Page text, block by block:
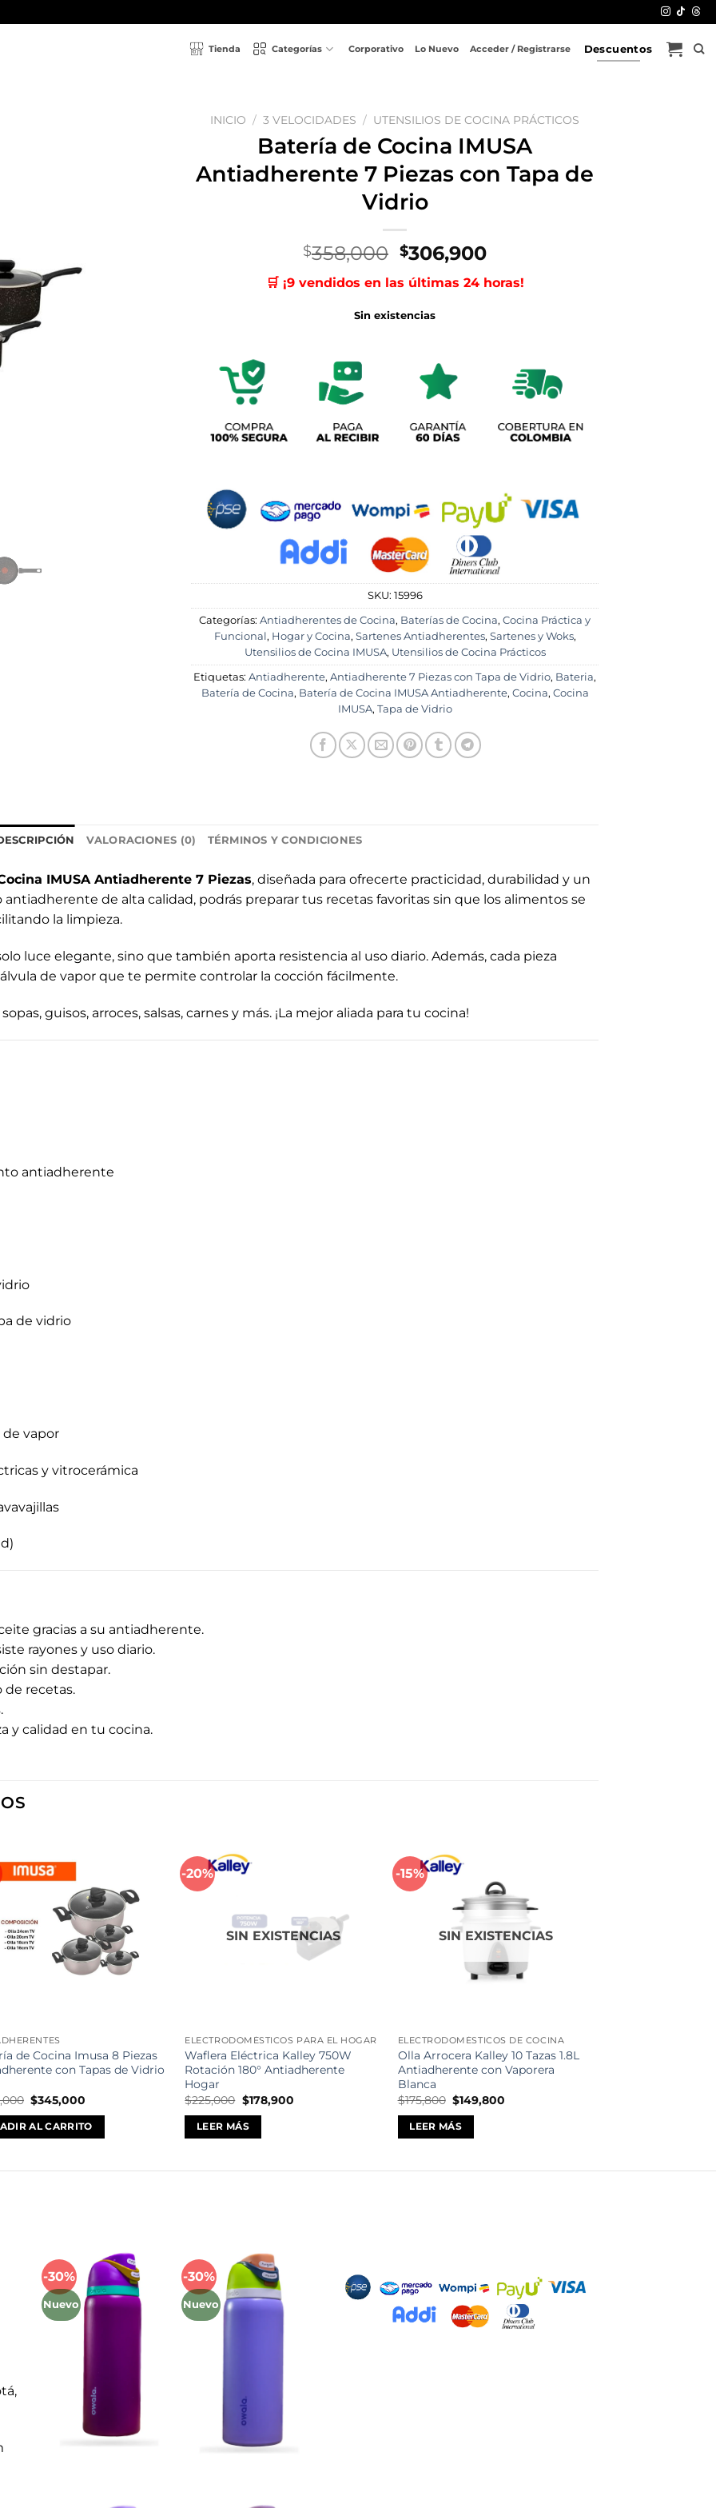
Tienda Categorías Corporativo Lo Nuevo Acceder / Registrarse Descuentos
INICIO / 3 VELOCIDADES / UTENSILIOS DE COCINA PRÁCTICOS
Batería de Cocina IMUSA
Antiadherente 7 Piezas con Tapa de
Vidrio
$358,000 El
precio
original
era:
$306,900El
actual
🛒 ¡9 vendidos en las últimas 24 horas!
Sin existencias
SKU: 15996
Categorías: Antiadherentes de Cocina, Baterías de Cocina, Cocina Práctica y
Funcional, Hogar y Cocina, Sartenes Antiadherentes, Sartenes y Woks,
Utensilios de Cocina IMUSA, Utensilios de Cocina Prácticos
Etiquetas: Antiadherente, Antiadherente 7 Piezas con Tapa de Vidrio, Bateria,
Batería de Cocina, Batería de Cocina IMUSA Antiadherente, Cocina, Cocina
IMUSA, Tapa de Vidrio
VALORACIONES (0) TÉRMINOS Y CONDICIONES
IMUSA Antiadherente 7 Piezas, diseñada para ofrecerte practicidad, durabilidad y un
de alta calidad, podrás preparar tus recetas favoritas sin que los alimentos se
la limpieza.
luce elegante, sino que también aporta resistencia al uso diario. Además, cada pieza
de vapor que te permite controlar la cocción fácilmente.
guisos, arroces, salsas, carnes y más. ¡La mejor aliada para tu cocina!
antiadherente
de vidrio
vapor
y vitrocerámica
gracias a su antiadherente.
rayones y uso diario.
sin destapar.
de recetas.
y calidad en tu cocina.
a la
lista de
deseos
de Cocina Imusa 8 Piezas
con Tapas de Vidrio
El
precio
original
era:
$345,000
actual
es:
AL CARRITO
-20%
SIN EXISTENCIAS
ELECTRODOMÉSTICOS PARA EL HOGAR
Waflera Eléctrica Kalley 750W
Rotación 180° Antiadherente
Hogar
$225,000 El
precio
original
era:
$178,900El
LEER MÁS
-15%
SIN EXISTENCIAS
ELECTRODOMÉSTICOS DE COCINA
Olla Arrocera Kalley 10 Tazas 1.8L
Antiadherente con Vaporera
Blanca
$175,800 El
precio
original
era:
$149,800El
LEER MÁS
-30%
Nuevo
Añadir
a la
de
-30%
Nuevo
Añadir
a la